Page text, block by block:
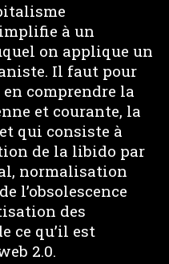
à un
on applique un
Il faut pour
comprendre la
et courante, la
qui consiste à
de la libido par
normalisation
l’obsolescence
des
ce qu’il est
2.0.